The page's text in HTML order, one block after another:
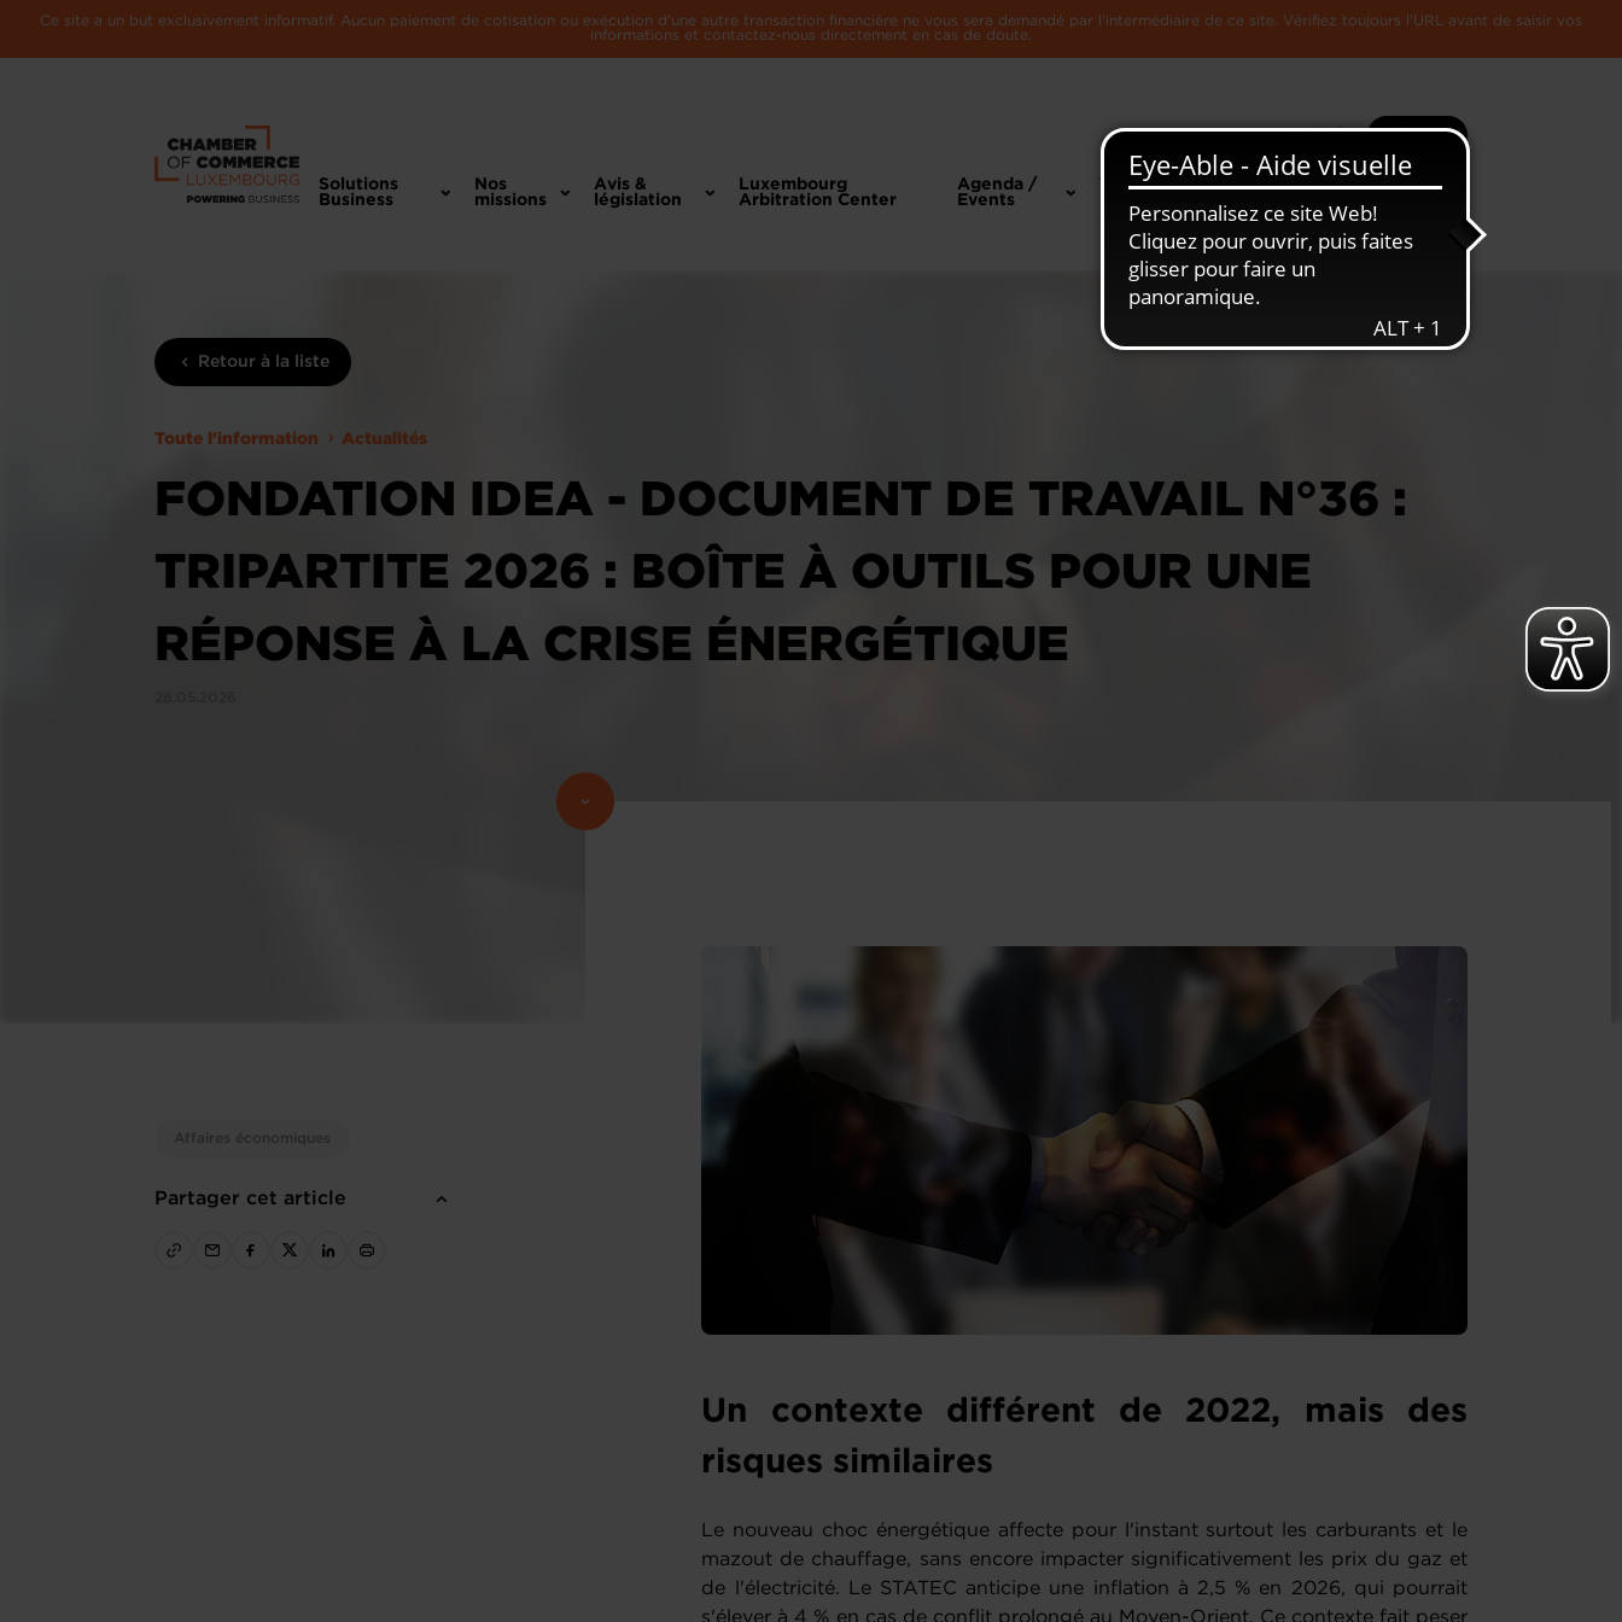
Ce site a un but exclusivement informatif. Aucun paiement de cotisation ou exécution d'une autre transaction financière ne vous sera demandé par l'intermédiaire de ce site. Vérifiez toujours l'URL avant de saisir vos
informations et contactez-nous directement en cas de doute.
Recherche Plus
Solutions
Business
Nos
missions
Avis &
législation
Luxembourg
Arbitration Center
Agenda /
Events
Toute
L'Economie
Retour à la liste
Toute l'information Actualités
FONDATION IDEA - DOCUMENT DE TRAVAIL N°36 :
TRIPARTITE 2026 : BOÎTE À OUTILS POUR UNE
RÉPONSE À LA CRISE ÉNERGÉTIQUE
Affaires économiques
Partager cet article
Un contexte différent de 2022, mais des
risques similaires
Le nouveau choc énergétique affecte pour l'instant surtout les carburants et le
mazout de chauffage, sans encore impacter significativement les prix du gaz et
de l'électricité. Le STATEC anticipe une inflation à 2,5 % en 2026, qui pourrait
s'élever à 4 % en cas de conflit prolongé au Moyen-Orient. Ce contexte fait peser